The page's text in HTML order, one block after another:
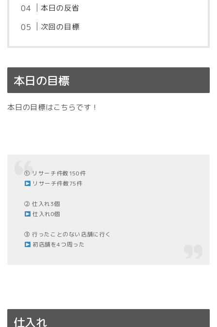
本日の反省
次回の目標
本日の目標
本日の目標はこちらです！
① リサーチ件数150件
リサーチ件数75件
② 仕入れ3個
仕入れ0個
③ 行ったことのない店舗に行く
初店舗を4つ周った
仕入れ